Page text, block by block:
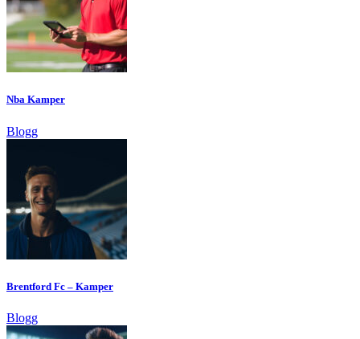
Nba Kamper
Blogg
Brentford Fc – Kamper
Blogg